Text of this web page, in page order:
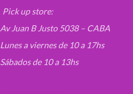
Pick up store:
Av Juan B Justo 5038 – CABA
Lunes a viernes de 10 a 17hs
Sábados de 10 a 13hs